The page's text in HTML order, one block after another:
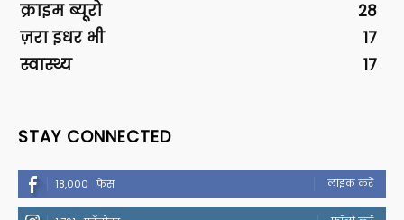
क्राइम ब्यूरो
28
ज़रा इधर भी
17
स्वास्थ्य
17
STAY CONNECTED
18,000 फैंस लाइक करें